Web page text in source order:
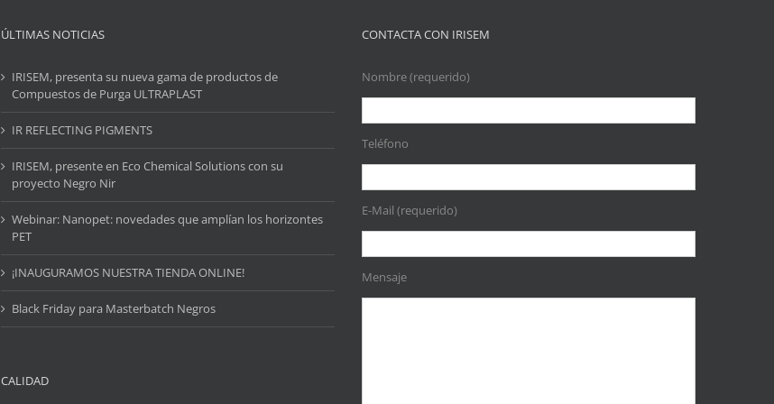
ÚLTIMAS NOTICIAS
IRISEM, presenta su nueva gama de productos de
Compuestos de Purga ULTRAPLAST
IR REFLECTING PIGMENTS
IRISEM, presente en Eco Chemical Solutions con su
proyecto Negro Nir
Webinar: Nanopet: novedades que amplían los horizontes
PET
¡INAUGURAMOS NUESTRA TIENDA ONLINE!
Black Friday para Masterbatch Negros
CALIDAD
CONTACTA CON IRISEM
Nombre (requerido)
Teléfono
E-Mail (requerido)
Mensaje